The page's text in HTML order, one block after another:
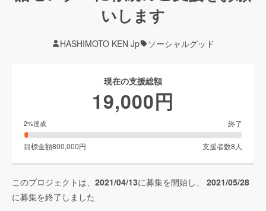
いします
HASHIMOTO KEN Jp ソーシャルグッド
現在の支援総額
19,000円
2%達成 終了
目標金額800,000円 支援者数8 人
このプロジェクトは、 2021/04/13に募集を開始し、 2021/05/28
に募集を終了しました